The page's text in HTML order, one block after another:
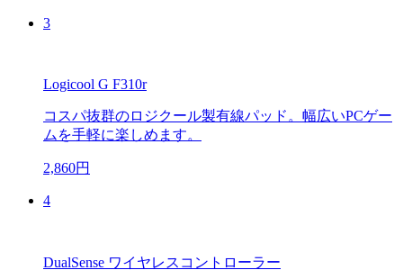
3
Logicool G F310r
コスパ抜群のロジクール製有線パッド。幅広いPCゲー
ムを手軽に楽しめます。
2,860円
4
DualSense ワイヤレスコントローラー